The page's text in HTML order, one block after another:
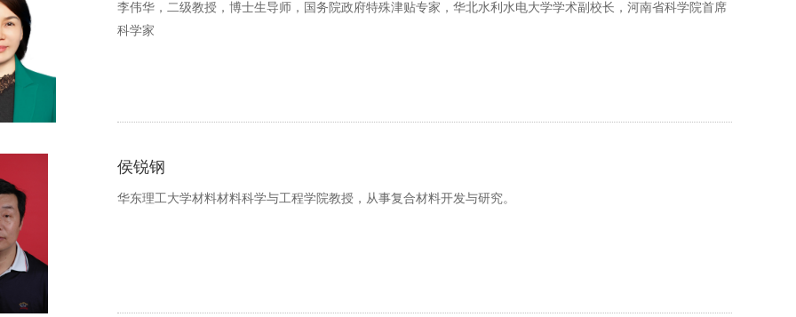
李伟华，二级教授，博士生导师，国务院政府特殊津贴专家，华北水利水电大学学术副校长，河南省科学院首席
科学家
侯锐钢
华东理工大学材料材料科学与工程学院教授，从事复合材料开发与研究。